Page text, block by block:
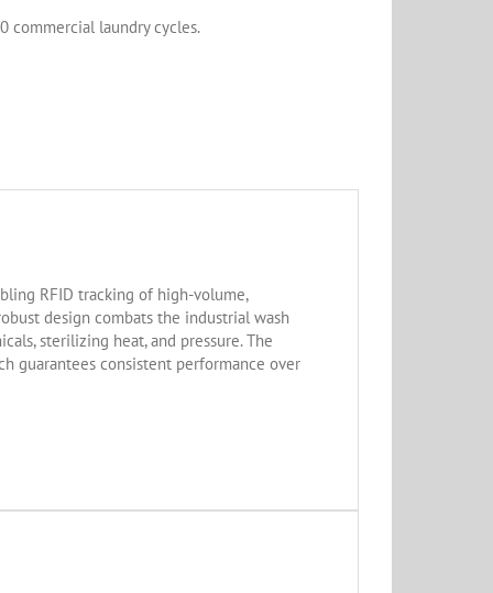
commercial laundry cycles.
RFID tracking of high-volume,
design combats the industrial wash
sterilizing heat, and pressure. The
guarantees consistent performance over